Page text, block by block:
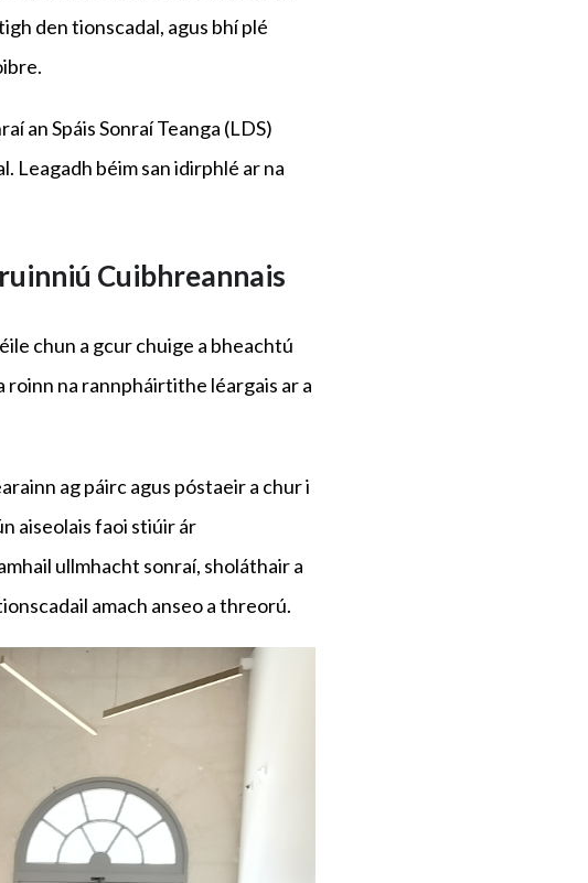
den tionscadal, agus bhí plé
an Spáis Sonraí Teanga (LDS)
Leagadh béim san idirphlé ar na
Cuibhreannais
chun a gcur chuige a bheachtú
roinn na rannpháirtithe léargais ar a
ag páirc agus póstaeir a chur i
aiseolais faoi stiúir ár
ullmhacht sonraí, sholáthair a
amach anseo a threorú.